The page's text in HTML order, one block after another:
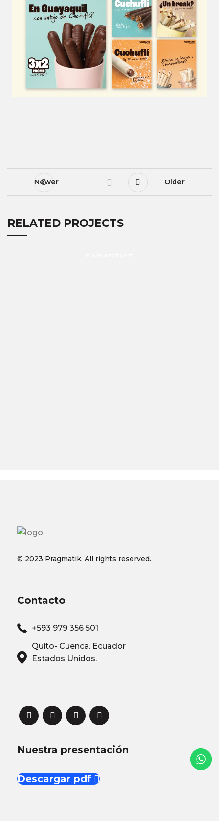
Newer Older
RELATED PROJECTS
© 2023 Pragmatik. All rights reserved.
Contacto
+593 979 356 501
Quito- Cuenca. Ecuador
Estados Unidos.
Nuestra presentación
Descargar pdf